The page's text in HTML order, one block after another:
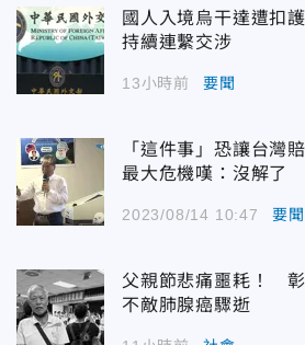
國人入境烏干達遭扣
持續連繫交涉
13小時前 要聞
「這件事」恐讓台灣
最大危機嘆：沒解了
2023/08/14 10:47 要聞
父親節悲痛噩耗！
不敵肺腺癌驟逝